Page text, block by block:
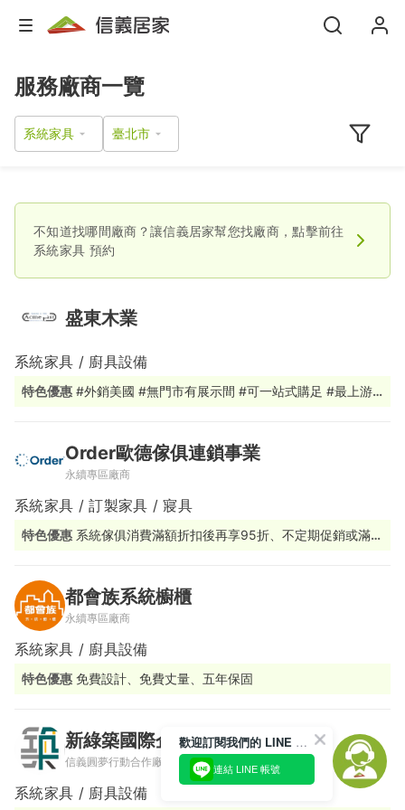
服務廠商一覽
系統家具
不知道找哪間廠商？讓信義居家幫您找廠商，點擊前往
系統家具 預約
盛東木業
系統家具 / 廚具設備
特色優惠 #外銷美國 #無門市有展示間 #可一站式購足 #最上游
Order歐德傢俱連鎖事業
永續專區廠商
系統家具 / 訂製家具 / 寢具
特色優惠 系統傢俱消費滿額折扣後再享95折、不定期促銷或滿額
都會族系統櫥櫃
永續專區廠商
系統家具 / 廚具設備
特色優惠 免費設計、免費丈量、五年保固
新綠築國際企業有限公司
信義圓夢行動合作廠商
系統家具 / 廚具設備
歡迎訂閱我們的 LINE 官方帳號
連結 LINE 帳號